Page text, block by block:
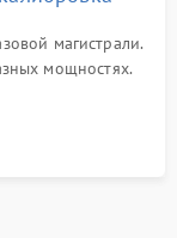
магистрали.
мощностях.
индикаторов
перегрева.